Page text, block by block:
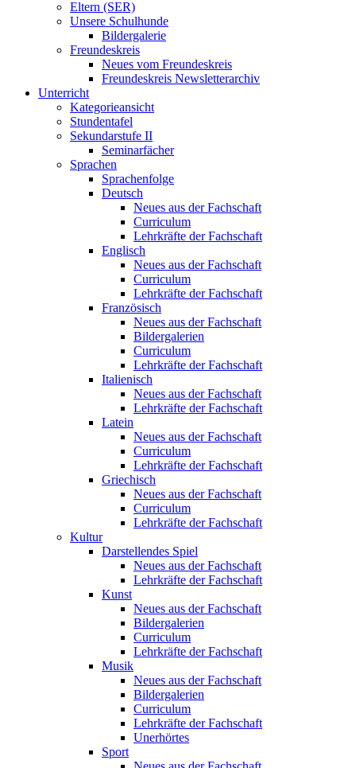
Eltern (SER)
Unsere Schulhunde
Bildergalerie
Freundeskreis
Neues vom Freundeskreis
Freundeskreis Newsletterarchiv
Unterricht
Kategorieansicht
Stundentafel
Sekundarstufe II
Seminarfächer
Sprachen
Sprachenfolge
Deutsch
Neues aus der Fachschaft
Curriculum
Lehrkräfte der Fachschaft
Englisch
Neues aus der Fachschaft
Curriculum
Lehrkräfte der Fachschaft
Französisch
Neues aus der Fachschaft
Bildergalerien
Curriculum
Lehrkräfte der Fachschaft
Italienisch
Neues aus der Fachschaft
Lehrkräfte der Fachschaft
Latein
Neues aus der Fachschaft
Curriculum
Lehrkräfte der Fachschaft
Griechisch
Neues aus der Fachschaft
Curriculum
Lehrkräfte der Fachschaft
Kultur
Darstellendes Spiel
Neues aus der Fachschaft
Lehrkräfte der Fachschaft
Kunst
Neues aus der Fachschaft
Bildergalerien
Curriculum
Lehrkräfte der Fachschaft
Musik
Neues aus der Fachschaft
Bildergalerien
Curriculum
Lehrkräfte der Fachschaft
Unerhörtes
Sport